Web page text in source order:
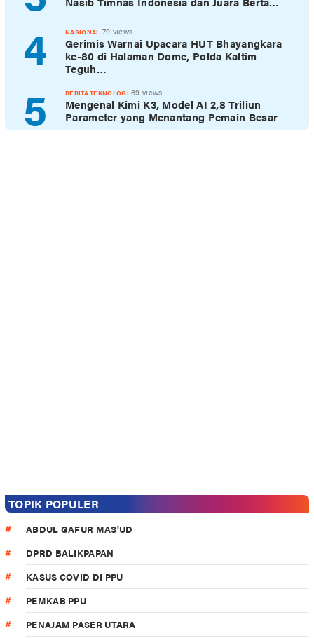
4 NASIONAL 79 views
Gerimis Warnai Upacara HUT Bhayangkara
ke-80 di Halaman Dome, Polda Kaltim
Teguh…
5 BERITA TEKNOLOGI 69 views
Mengenal Kimi K3, Model AI 2,8 Triliun
Parameter yang Menantang Pemain Besar
TOPIK POPULER
ABDUL GAFUR MAS'UD
DPRD BALIKPAPAN
KASUS COVID DI PPU
PEMKAB PPU
PENAJAM PASER UTARA